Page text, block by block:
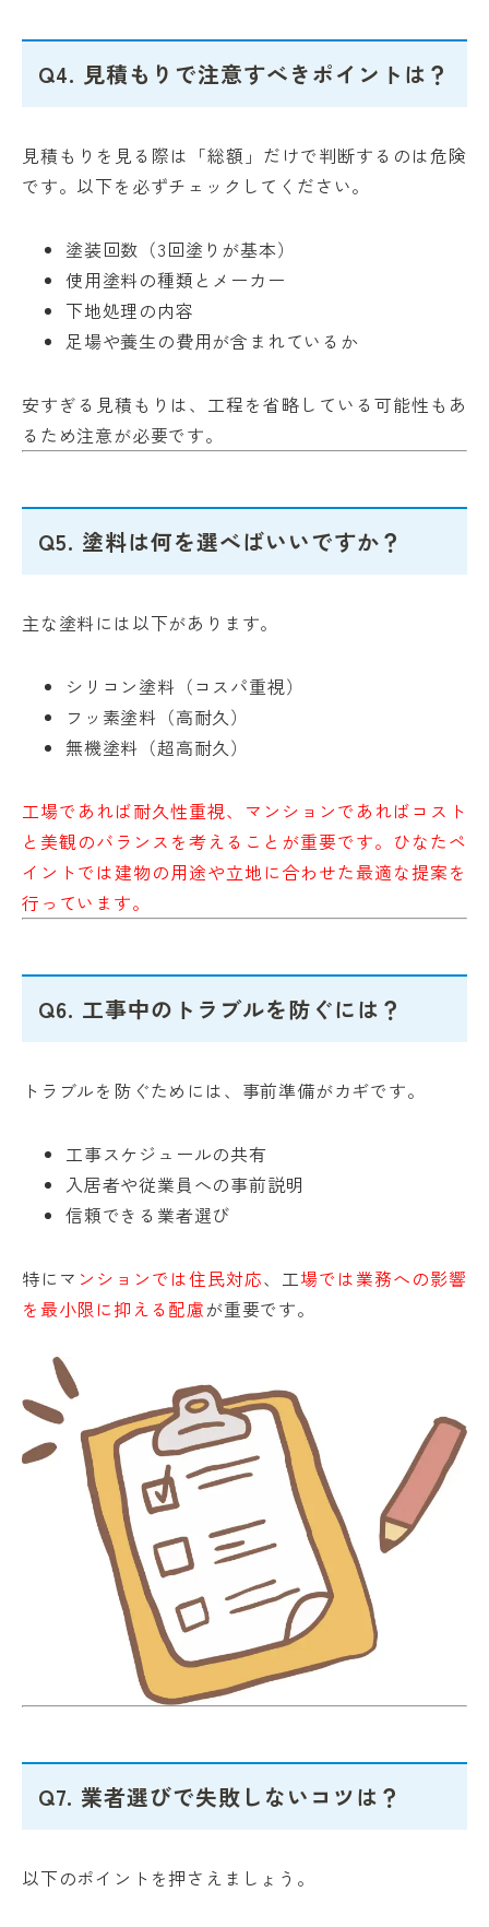
Q4. 見積もりで注意すべきポイントは？
見積もりを見る際は「総額」だけで判断するのは危険
です。以下を必ずチェックしてください。
塗装回数（3回塗りが基本）
使用塗料の種類とメーカー
下地処理の内容
足場や養生の費用が含まれているか
安すぎる見積もりは、工程を省略している可能性もあ
るため注意が必要です。
Q5. 塗料は何を選べばいいですか？
主な塗料には以下があります。
シリコン塗料（コスパ重視）
フッ素塗料（高耐久）
無機塗料（超高耐久）
工場であれば耐久性重視、マンションであればコスト
と美観のバランスを考えることが重要です。ひなたペ
イントでは建物の用途や立地に合わせた最適な提案を
行っています。
Q6. 工事中のトラブルを防ぐには？
トラブルを防ぐためには、事前準備がカギです。
工事スケジュールの共有
入居者や従業員への事前説明
信頼できる業者選び
特にマ ンションでは住民対応、工場では業務への影響
を最小限に抑える配慮が重要です。
Q7. 業者選びで失敗しないコツは？
以下のポイントを押さえましょう。